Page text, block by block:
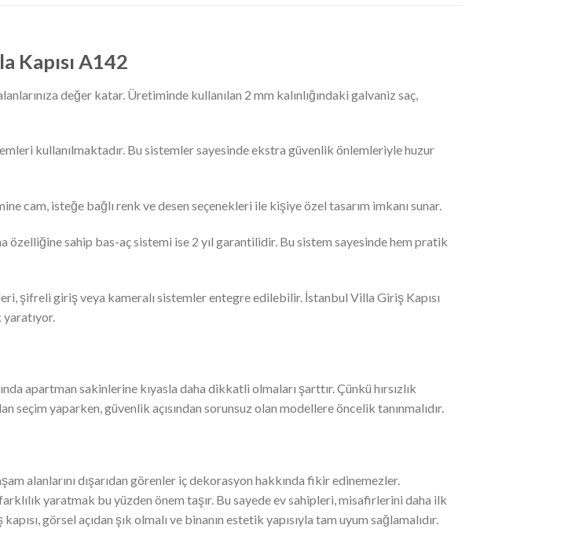
Kapısı A142
değer katar. Üretiminde kullanılan 2 mm kalınlığındaki galvaniz saç,
kullanılmaktadır. Bu sistemler sayesinde ekstra güvenlik önlemleriyle huzur
cam, isteğe bağlı renk ve desen seçenekleri ile kişiye özel tasarım imkanı sunar.
sahip bas-aç sistemi ise 2 yıl garantilidir. Bu sistem sayesinde hem pratik
şifreli giriş veya kameralı sistemler entegre edilebilir. İstanbul Villa Giriş Kapısı
apartman sakinlerine kıyasla daha dikkatli olmaları şarttır. Çünkü hırsızlık
seçim yaparken, güvenlik açısından sorunsuz olan modellere öncelik tanınmalıdır.
alanlarını dışarıdan görenler iç dekorasyon hakkında fikir edinemezler.
yaratmak bu yüzden önem taşır. Bu sayede ev sahipleri, misafirlerini daha ilk
görsel açıdan şık olmalı ve binanın estetik yapısıyla tam uyum sağlamalıdır.